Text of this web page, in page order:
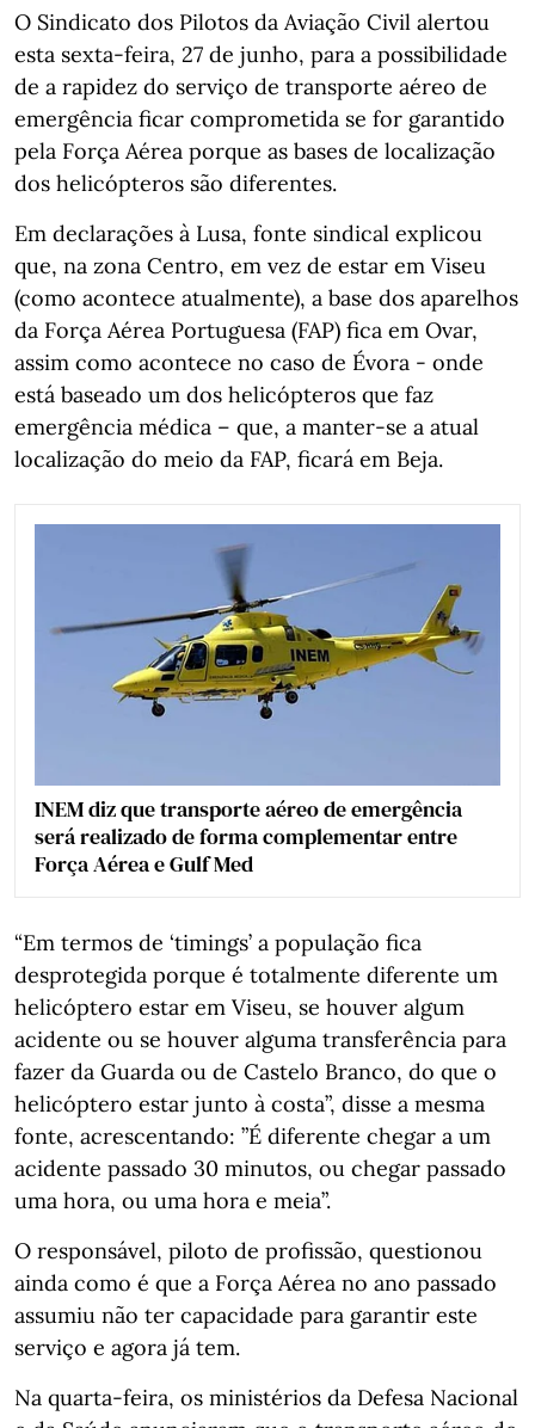
O Sindicato dos Pilotos da Aviação Civil alertou
esta sexta-feira, 27 de junho, para a possibilidade
de a rapidez do serviço de transporte aéreo de
emergência ficar comprometida se for garantido
pela Força Aérea porque as bases de localização
dos helicópteros são diferentes.
Em declarações à Lusa, fonte sindical explicou
que, na zona Centro, em vez de estar em Viseu
(como acontece atualmente), a base dos aparelhos
da Força Aérea Portuguesa (FAP) fica em Ovar,
assim como acontece no caso de Évora - onde
está baseado um dos helicópteros que faz
emergência médica – que, a manter-se a atual
localização do meio da FAP, ficará em Beja.
INEM diz que transporte aéreo de emergência
será realizado de forma complementar entre
Força Aérea e Gulf Med
“Em termos de ‘timings’ a população fica
desprotegida porque é totalmente diferente um
helicóptero estar em Viseu, se houver algum
acidente ou se houver alguma transferência para
fazer da Guarda ou de Castelo Branco, do que o
helicóptero estar junto à costa”, disse a mesma
fonte, acrescentando: ”É diferente chegar a um
acidente passado 30 minutos, ou chegar passado
uma hora, ou uma hora e meia”.
O responsável, piloto de profissão, questionou
ainda como é que a Força Aérea no ano passado
assumiu não ter capacidade para garantir este
serviço e agora já tem.
Na quarta-feira, os ministérios da Defesa Nacional